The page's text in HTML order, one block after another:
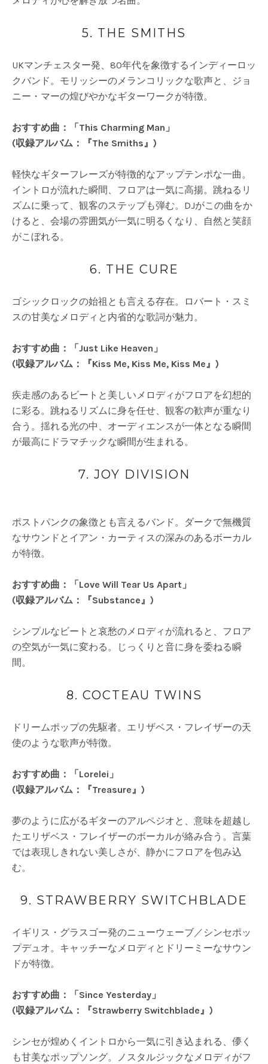
5. THE SMITHS
UKマンチェスター発、80年代を象徴するインディーロッ
クバンド。モリッシーのメランコリックな歌声と、ジョ
ニー・マーの煌びやかなギターワークが特徴。
おすすめ曲：「This Charming Man」
(収録アルバム：『The Smiths』)
軽快なギターフレーズが特徴的なアップテンポな一曲。
イントロが流れた瞬間、フロアは一気に高揚。跳ねるリ
ズムに乗って、観客のステップも弾む。DJがこの曲をか
けると、会場の雰囲気が一気に明るくなり、自然と笑顔
がこぼれる。
6. THE CURE
ゴシックロックの始祖とも言える存在。ロバート・スミ
スの甘美なメロディと内省的な歌詞が魅力。
おすすめ曲：「Just Like Heaven」
(収録アルバム：『Kiss Me, Kiss Me, Kiss Me』)
疾走感のあるビートと美しいメロディがフロアを幻想的
に彩る。跳ねるリズムに身を任せ、観客の歓声が重なり
合う。揺れる光の中、オーディエンスが一体となる瞬間
が最高にドラマチックな瞬間が生まれる。
7. JOY DIVISION
ポストパンクの象徴とも言えるバンド。ダークで無機質
なサウンドとイアン・カーティスの深みのあるボーカル
が特徴。
おすすめ曲：「Love Will Tear Us Apart」
(収録アルバム：『Substance』)
シンプルなビートと哀愁のメロディが流れると、フロア
の空気が一気に変わる。じっくりと音に身を委ねる瞬
間。
8. COCTEAU TWINS
ドリームポップの先駆者。エリザベス・フレイザーの天
使のような歌声が特徴。
おすすめ曲：「Lorelei」
(収録アルバム：『Treasure』)
夢のように広がるギターのアルペジオと、意味を超越し
たエリザベス・フレイザーのボーカルが絡み合う。言葉
では表現しきれない美しさが、静かにフロアを包み込
む。
9. STRAWBERRY SWITCHBLADE
イギリス・グラスゴー発のニューウェーブ／シンセポッ
プデュオ。キャッチーなメロディとドリーミーなサウン
ドが特徴。
おすすめ曲：「Since Yesterday」
(収録アルバム：『Strawberry Switchblade』)
シンセが煌めくイントロから一気に引き込まれる、儚く
も甘美なポップソング。ノスタルジックなメロディがフ